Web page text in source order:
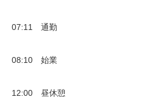
07:11 通勤
08:10 始業
12:00 昼休憩